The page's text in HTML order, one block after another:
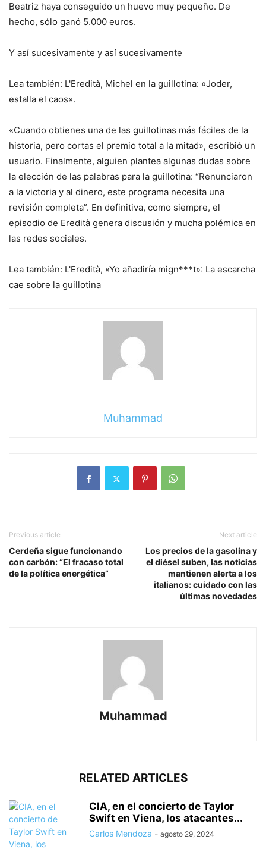
Beatriz haya conseguido un huevo muy pequeño. De
hecho, sólo ganó 5.000 euros.
Y así sucesivamente y así sucesivamente
Lea también: L'Eredità, Michel en la guillotina: «Joder,
estalla el caos».
«Cuando obtienes una de las guillotinas más fáciles de la
historia, pero cortas el premio total a la mitad», escribió un
usuario. Finalmente, alguien plantea algunas dudas sobre
la elección de las palabras para la guillotina: “Renunciaron
a la victoria y al dinero, este programa necesita una
revisión completa”. En definitiva, como siempre, el
episodio de Eredità genera discusión y mucha polémica en
las redes sociales.
Lea también: L'Eredità, «Yo añadiría mign***t»: La escarcha
cae sobre la guillotina
Muhammad
Previous article
Cerdeña sigue funcionando
con carbón: “El fracaso total
de la política energética”
Next article
Los precios de la gasolina y
el diésel suben, las noticias
mantienen alerta a los
italianos: cuidado con las
últimas novedades
Muhammad
RELATED ARTICLES
CIA, en el concierto de Taylor
Swift en Viena, los atacantes...
Carlos Mendoza - agosto 29, 2024